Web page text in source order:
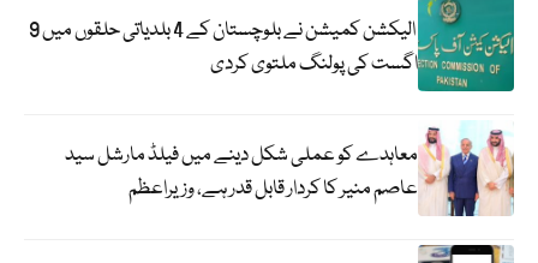
الیکشن کمیشن نے بلوچستان کے 4 بلدیاتی حلقوں میں 9
اگست کی پولنگ ملتوی کردی
معاہدے کو عملی شکل دینے میں فیلڈ مارشل سید
عاصم منیر کا کردار قابل قدر ہے، وزیراعظم